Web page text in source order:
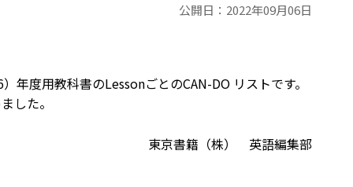
公開日： 2022年09月06日
度用教科書のLessonごとのCAN-DO リストです。
した。
東京書籍（株） 英語編集部